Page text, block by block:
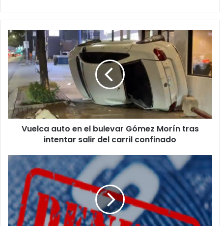
Vuelca
auto
en
el
bulevar
Gómez
Morín
tras
intentar
confinado
Vuelca auto en el bulevar Gómez Morín tras
intentar salir del carril confinado
Crece
el
temor
que
les
quiten
la